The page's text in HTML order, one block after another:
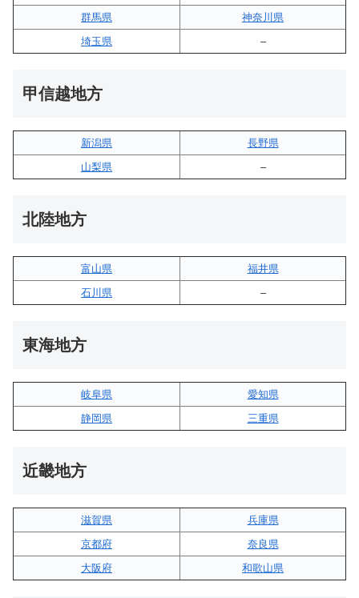
群馬県
神奈川県
埼玉県
–
甲信越地方
新潟県
長野県
山梨県
–
北陸地方
富山県
福井県
石川県
–
東海地方
岐阜県
愛知県
静岡県
三重県
近畿地方
滋賀県
兵庫県
京都府
奈良県
大阪府
和歌山県